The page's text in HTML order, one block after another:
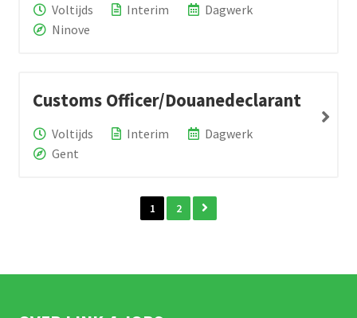
Voltijds Interim
Dagwerk
Ninove
Customs Officer/Douanedeclarant
Voltijds Interim
Dagwerk
Gent
1 2